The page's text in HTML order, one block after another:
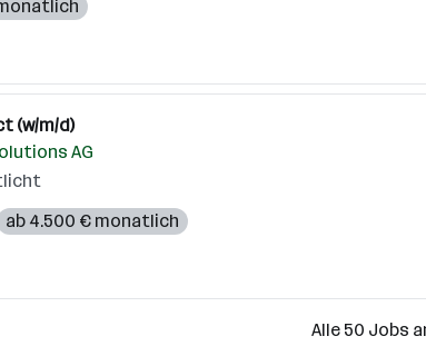
(w/m/d)
AG
ab 4.500 € monatlich
Alle 50 Jobs